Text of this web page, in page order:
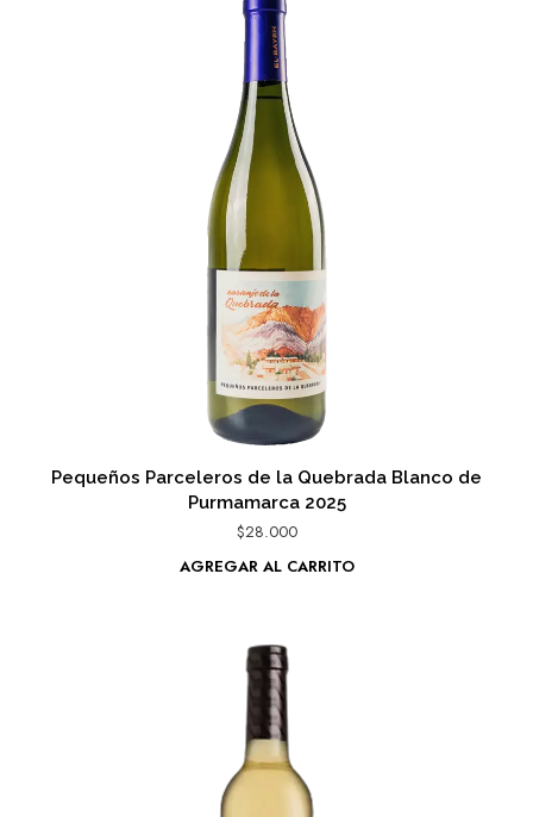
Pequeños Parceleros de la Quebrada Blanco de
Purmamarca 2025
$28.000
AGREGAR AL CARRITO